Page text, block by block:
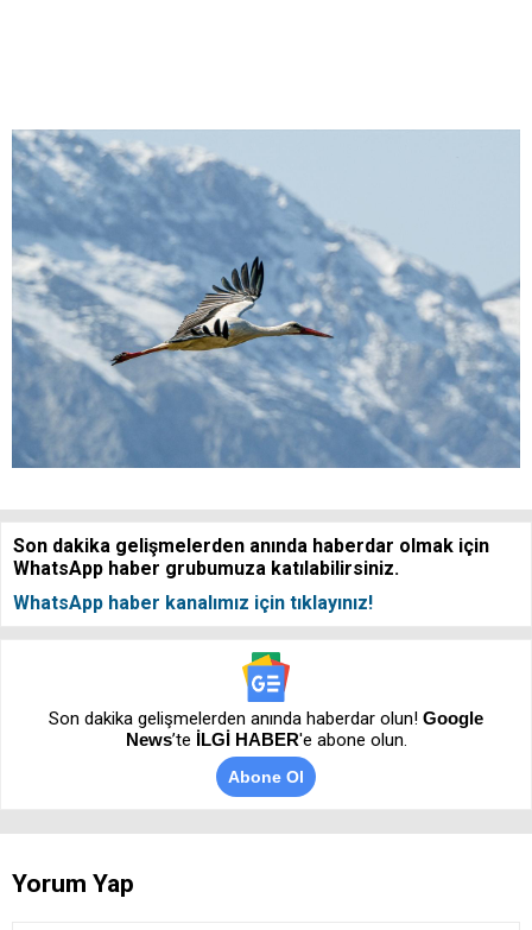
Son dakika gelişmelerden anında haberdar olmak için
WhatsApp haber grubumuza katılabilirsiniz.
WhatsApp haber kanalımız için tıklayınız!
Son dakika gelişmelerden anında haberdar olun! Google
News’te İLGİ HABER'e abone olun.
Abone Ol
Yorum Yap